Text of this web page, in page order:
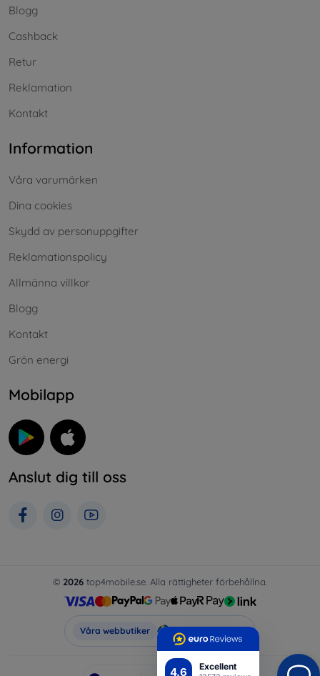
4.6 Excellent
Blogg
Cashback
Retur
Reklamation
Kontakt
Information
Våra varumärken
Dina cookies
Skydd av personuppgifter
Reklamationspolicy
Allmänna villkor
Blogg
Kontakt
Grön energi
Mobilapp
Anslut dig till oss
© 2026 top4mobile.se. Alla rättigheter förbehållna.
Våra webbutiker Top4Mobile.se